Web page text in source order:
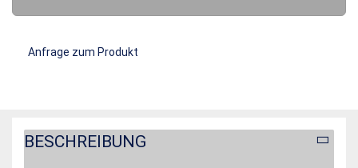
Anfrage zum Produkt
BESCHREIBUNG